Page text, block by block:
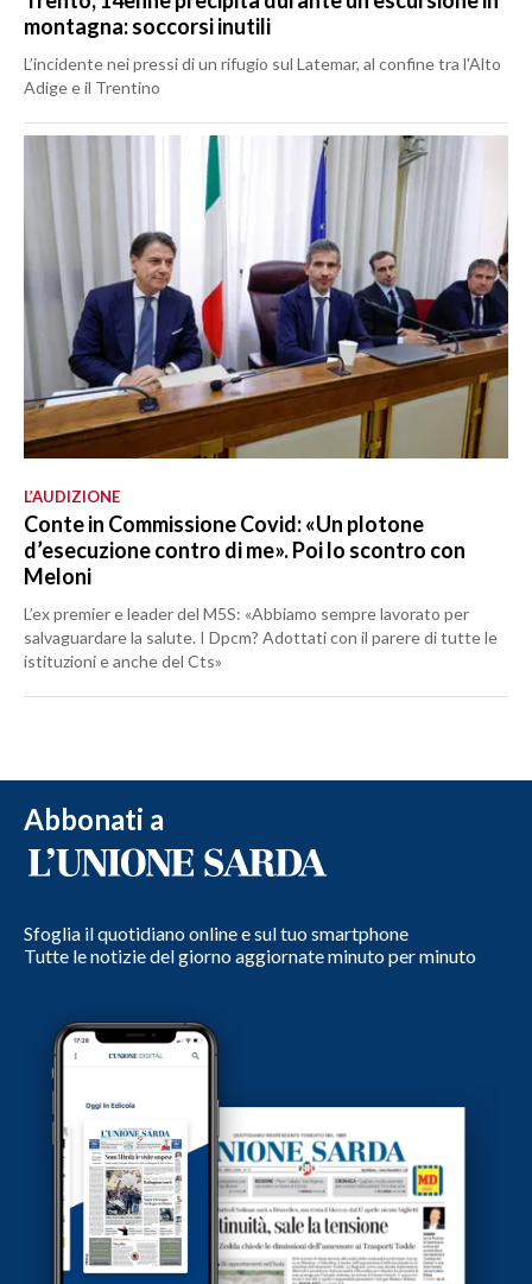
montagna: soccorsi inutili
L’incidente nei pressi di un rifugio sul Latemar, al confine tra l'Alto
Adige e il Trentino
L’AUDIZIONE
Conte in Commissione Covid: «Un plotone
d’esecuzione contro di me». Poi lo scontro con
Meloni
L’ex premier e leader del M5S: «Abbiamo sempre lavorato per
salvaguardare la salute. I Dpcm? Adottati con il parere di tutte le
istituzioni e anche del Cts»
Abbonati a
Sfoglia il quotidiano online e sul tuo smartphone
Tutte le notizie del giorno aggiornate minuto per minuto